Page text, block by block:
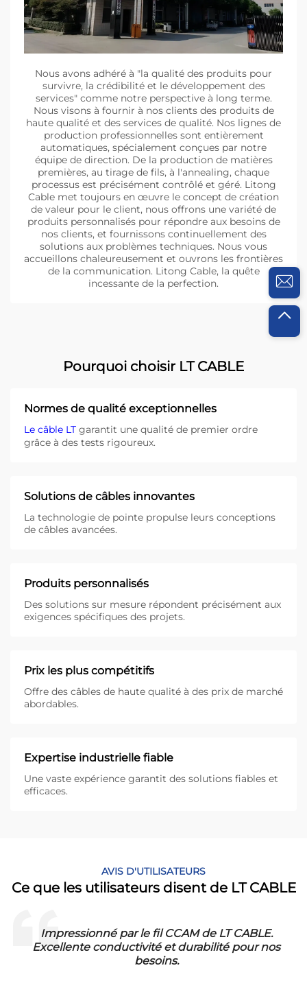
Nous avons adhéré à "la qualité des produits pour
survivre, la crédibilité et le développement des
services" comme notre perspective à long terme.
Nous visons à fournir à nos clients des produits de
haute qualité et des services de qualité. Nos lignes de
production professionnelles sont entièrement
automatiques, spécialement conçues par notre
équipe de direction. De la production de matières
premières, au tirage de fils, à l'annealing, chaque
processus est précisément contrôlé et géré. Litong
Cable met toujours en œuvre le concept de création
de valeur pour le client, nous offrons une variété de
produits personnalisés pour répondre aux besoins de
nos clients, et fournissons continuellement des
solutions aux problèmes techniques. Nous vous
accueillons chaleureusement et ouvrons les frontières
de la communication. Litong Cable, la quête
incessante de la perfection.
Pourquoi choisir LT CABLE
Normes de qualité exceptionnelles
Le câble LT garantit une qualité de premier ordre
grâce à des tests rigoureux.
Solutions de câbles innovantes
La technologie de pointe propulse leurs conceptions
de câbles avancées.
Produits personnalisés
Des solutions sur mesure répondent précisément aux
exigences spécifiques des projets.
Prix les plus compétitifs
Offre des câbles de haute qualité à des prix de marché
abordables.
Expertise industrielle fiable
Une vaste expérience garantit des solutions fiables et
efficaces.
AVIS D'UTILISATEURS
Ce que les utilisateurs disent de LT CABLE
Impressionné par le fil CCAM de LT CABLE.
Excellente conductivité et durabilité pour nos
besoins.